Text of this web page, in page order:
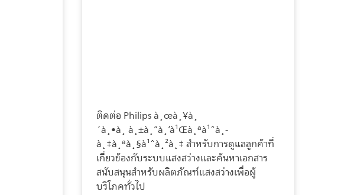
ติดต่อ Philips à¸œà¸¥à¸
´à¸•à¸ à¸±à¸“à¸‘à¹Œà¸ªà¹ˆà¸­
à¸‡à¸ªà¸§à¹ˆà¸²à¸‡ สำหรับการดูแลลูกค้าที่
เกี่ยวข้องกับระบบแสงสว่างและค้นหาเอกสาร
สนับสนุนสำหรับผลิตภัณฑ์แสงสว่างเพื่อผู้
บริโภคทั่วไป